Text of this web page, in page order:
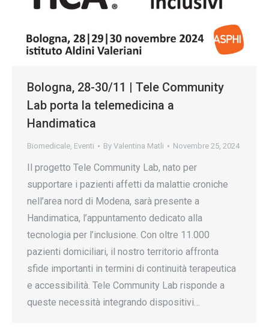
Bologna, 28-30/11 | Tele Community
Lab porta la telemedicina a
Handimatica
Biomedicale, Eventi By Valentina Matli Novembre 25, 2024
Il progetto Tele Community Lab, nato per
supportare i pazienti affetti da malattie croniche
nell’area nord di Modena, sarà presente a
Handimatica, l’appuntamento dedicato alla
tecnologia per l’inclusione. Con oltre 11.000
pazienti domiciliari, il nostro territorio affronta
sfide importanti in termini di continuità terapeutica
e accessibilità. Tele Community Lab risponde a
queste necessità integrando dispositivi…